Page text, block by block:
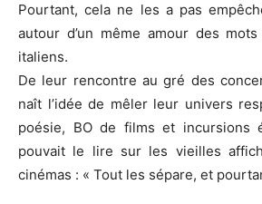
Pourtant, cela ne les a pas
autour d’un même amour des
italiens.
De leur rencontre au gré des
naît l’idée de mêler leur univers
poésie, BO de films et incursions
pouvait le lire sur les vieilles
cinémas : « Tout les sépare, et